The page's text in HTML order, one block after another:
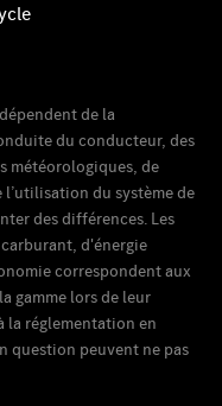
de la
du conducteur, des
météorologiques, de
l’utilisation du système de
des différences. Les
d'énergie
correspondent aux
gamme lors de leur
la réglementation en
question peuvent ne pas